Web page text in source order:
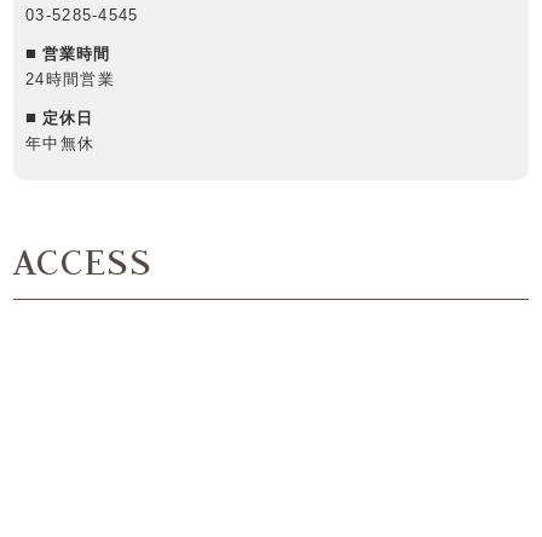
03-5285-4545
営業時間
24時間営業
定休日
年中無休
ACCESS